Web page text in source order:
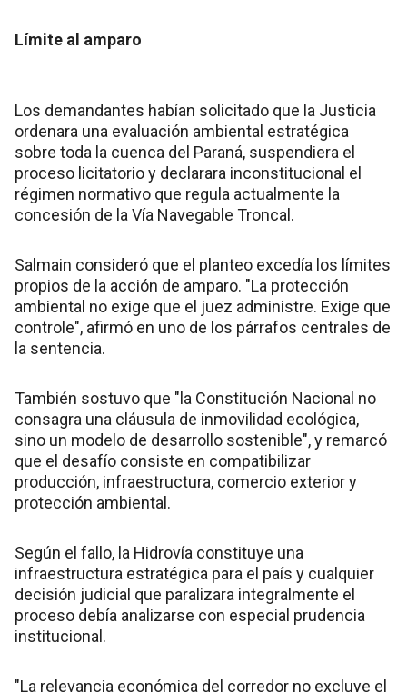
Límite al amparo
Los demandantes habían solicitado que la Justicia
ordenara una evaluación ambiental estratégica
sobre toda la cuenca del Paraná, suspendiera el
proceso licitatorio y declarara inconstitucional el
régimen normativo que regula actualmente la
concesión de la Vía Navegable Troncal.
Salmain consideró que el planteo excedía los límites
propios de la acción de amparo. "La protección
ambiental no exige que el juez administre. Exige que
controle", afirmó en uno de los párrafos centrales de
la sentencia.
También sostuvo que "la Constitución Nacional no
consagra una cláusula de inmovilidad ecológica,
sino un modelo de desarrollo sostenible", y remarcó
que el desafío consiste en compatibilizar
producción, infraestructura, comercio exterior y
protección ambiental.
Según el fallo, la Hidrovía constituye una
infraestructura estratégica para el país y cualquier
decisión judicial que paralizara integralmente el
proceso debía analizarse con especial prudencia
institucional.
"La relevancia económica del corredor no excluye el